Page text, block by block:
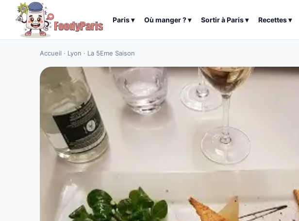
Paris▾ Où manger ?▾ Sortir àParis▾ Recettes▾
Accueil · Lyon · La 5Eme Saison